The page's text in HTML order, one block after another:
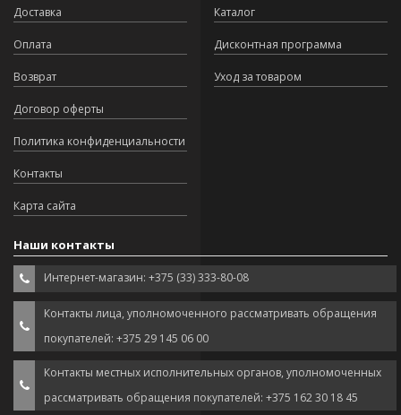
Доставка
Оплата
Возврат
Договор оферты
Политика конфиденциальности
Контакты
Карта сайта
Каталог
Дисконтная программа
Уход за товаром
Наши контакты
Интернет-магазин: +375 (33) 333-80-08
Контакты лица, уполномоченного рассматривать обращения
покупателей: +375 29 145 06 00
Контакты местных исполнительных органов, уполномоченных
рассматривать обращения покупателей: +375 162 30 18 45